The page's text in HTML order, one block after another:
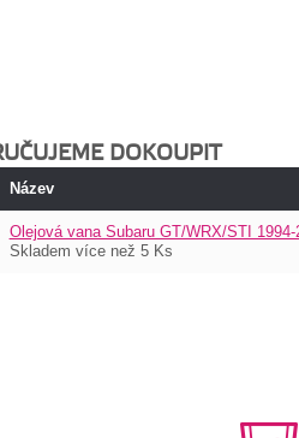
DOKOUPIT
Název
Olejová vana Subaru GT/WRX/STI
Skladem více než 5 Ks